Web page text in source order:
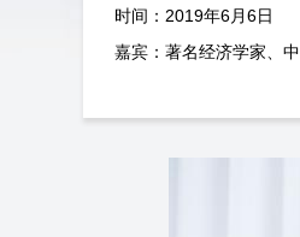
时间：2019年6月6日
嘉宾：著名经济学家、